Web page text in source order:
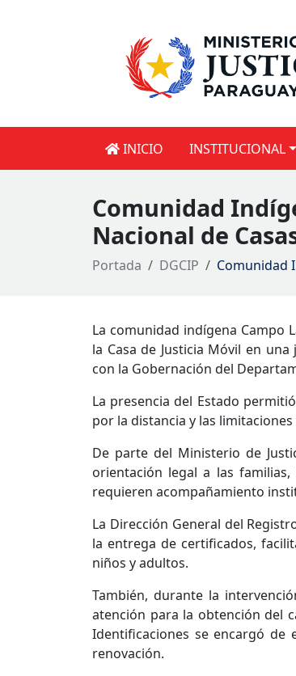
INICIO INSTITUCIONAL
Comunidad
Nacional de
Portada DGCIP Comunidad
La comunidad indígena Campo
la Casa de Justicia Móvil en
con la Gobernación del
La presencia del Estado
por la distancia y las
De parte del Ministerio de
orientación legal a las
requieren acompañamiento
La Dirección General del
la entrega de certificados,
niños y adultos.
También, durante la
atención para la obtención del
Identificaciones se encargó
renovación.